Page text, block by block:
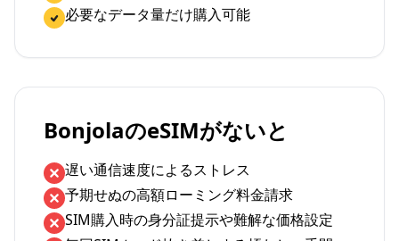
必要なデータ量だけ購入可能
BonjolaのeSIMがないと
遅い通信速度によるストレス
予期せぬの高額ローミング料金請求
SIM購入時の身分証提示や難解な価格設定